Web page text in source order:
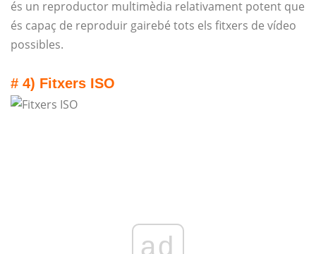
és un reproductor multimèdia relativament potent que
és capaç de reproduir gairebé tots els fitxers de vídeo
possibles.
# 4) Fitxers ISO
ad